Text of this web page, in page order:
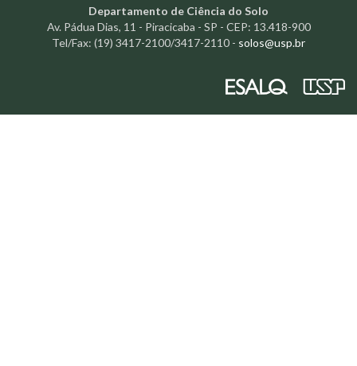
Departamento de Ciência do Solo
Av. Pádua Dias, 11 - Piracicaba - SP - CEP: 13.418-900
Tel/Fax: (19) 3417-2100/3417-2110 - solos@usp.br